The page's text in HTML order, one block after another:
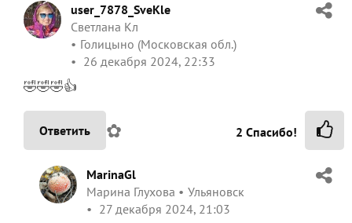
user_7878_SveKle
Светлана Кл
Голицыно (Московская обл.)
26 декабря 2024, 22:33
🤣🤣🤣👍
Ответить ✿ 2 Спасибо!
MarinaGl
Марина Глухова
Ульяновск
27 декабря 2024, 21:03